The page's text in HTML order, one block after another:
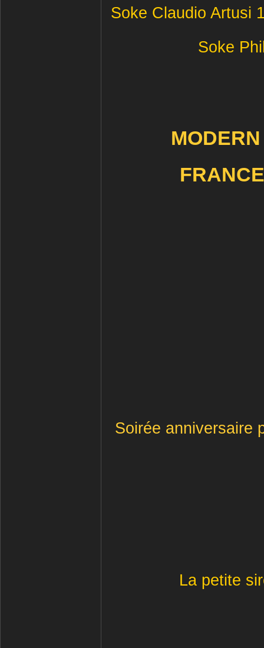
Soke Claudio Artusi
Soke
Soirée anniversaire
La petite